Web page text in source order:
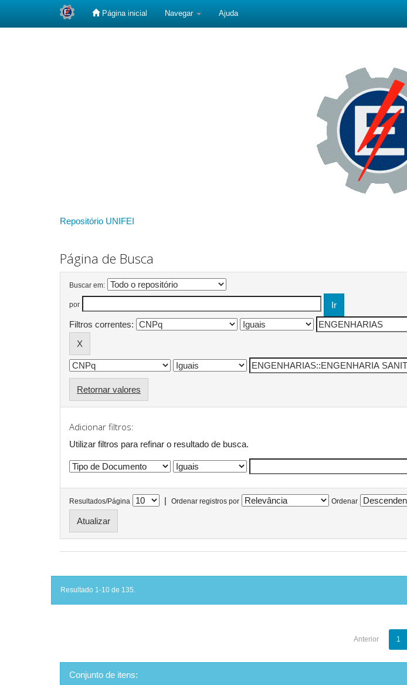
Página inicial Navegar Ajuda
Repositório UNIFEI
Página de Busca
Buscar em:
por
Filtros correntes:
Retornar valores
Adicionar filtros:
Utilizar filtros para refinar o resultado de busca.
Resultados/Página | Ordenar registros por Ordenar
Resultado 1-10 de 135.
Anterior 1
Conjunto de itens: